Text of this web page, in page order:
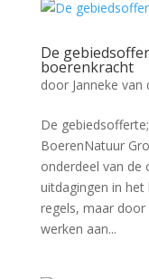
De
boerenkracht
door Janneke van
De
BoerenNatuur
onderdeel van de
uitdagingen in het
regels, maar
werken aan...